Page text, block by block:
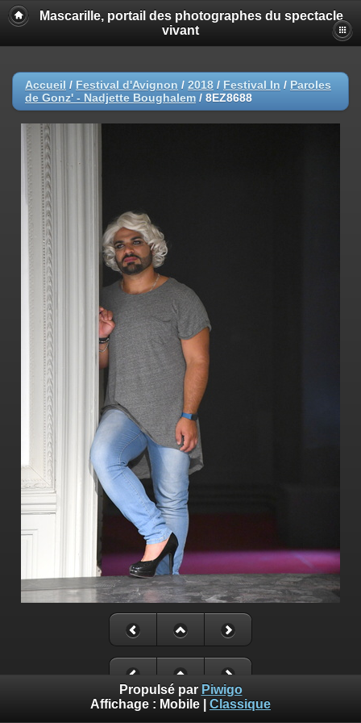
Mascarille, portail des photographes du spectacle
vivant
Accueil / Festival d'Avignon / 2018 / Festival In / Paroles
de Gonz' - Nadjette Boughalem / 8EZ8688
Propulsé par Piwigo
Affichage : Mobile Classique